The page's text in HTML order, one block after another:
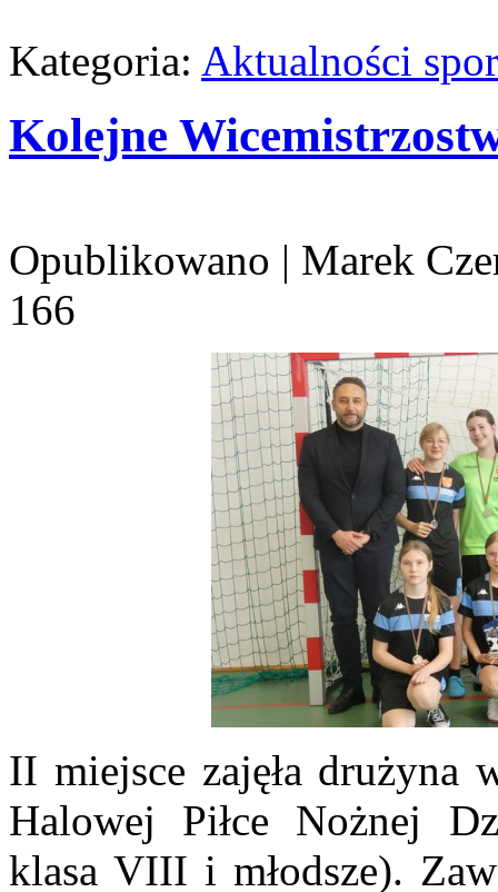
Kategoria: Aktualności
Kolejne
Opublikowano | Marek
166
II miejsce zajęła drużyna
Halowej Piłce Nożnej
klasa VIII i młodsze).